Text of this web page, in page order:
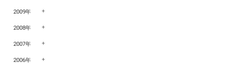
2009年
2008年
2007年
2006年